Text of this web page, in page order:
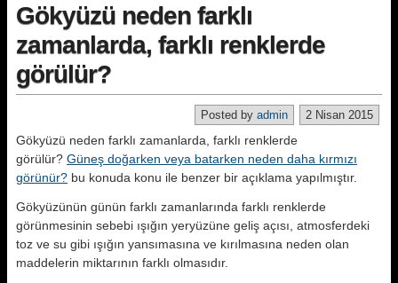
Gökyüzü neden farklı
zamanlarda, farklı renklerde
görülür?
2 Nisan 2015
Posted by admin
Gökyüzü neden farklı zamanlarda, farklı renklerde
görülür? Güneş doğarken veya batarken neden daha kırmızı
görünür? bu konuda konu ile benzer bir açıklama yapılmıştır.
Gökyüzünün günün farklı zamanlarında farklı renklerde
görünmesinin sebebi ışığın yeryüzüne geliş açısı, atmosferdeki
toz ve su gibi ışığın yansımasına ve kırılmasına neden olan
maddelerin miktarının farklı olmasıdır.